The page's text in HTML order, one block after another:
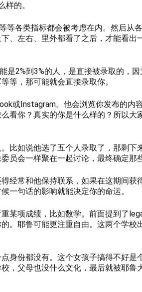
的。
等各类指标都会被考虑在内。然后从
、左右、里外都看了之后，才能看出
2%到3%的人，是直接被录取的，
等，那可能就会直接录取你。
或Instagram。他会浏览你发布的内
看你？真实的你是什么样的？所以大
比如说他选了五个人录取了，那剩下
会一样聚在一起讨论，最终确定那
经常和他保持联系，如果在这期间获
一句话的影响就能决定你的命运。
某项成绩，比如数学。前面提到了
。耶鲁可能更注重自由。这两个学校
身份都没有。这个女孩子搞得不好是
，父母也没什么文化，最后就被耶鲁